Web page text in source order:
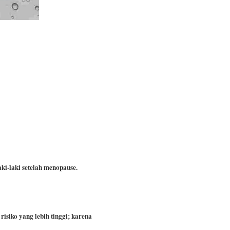
laki setelah menopause.
yang lebih tinggi; karena